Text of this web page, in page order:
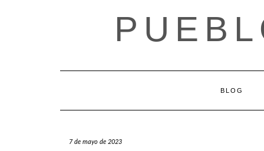
BLOG
7 de mayo de 2023